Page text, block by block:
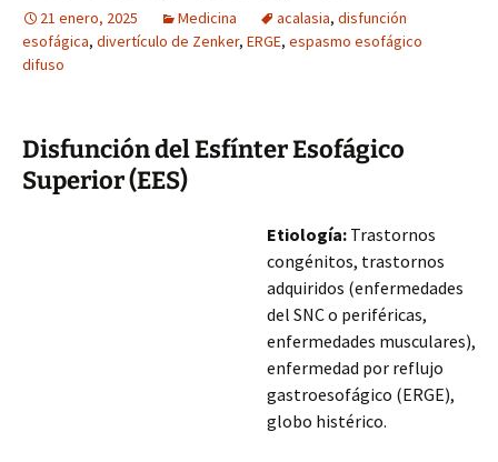
21 enero, 2025 Medicina acalasia, disfunción
esofágica, divertículo de Zenker, ERGE, espasmo esofágico
difuso
Disfunción del Esfínter Esofágico
Superior (EES)
Etiología: Trastornos
congénitos, trastornos
adquiridos (enfermedades
del SNC o periféricas,
enfermedades musculares),
enfermedad por reflujo
gastroesofágico (ERGE),
globo histérico.